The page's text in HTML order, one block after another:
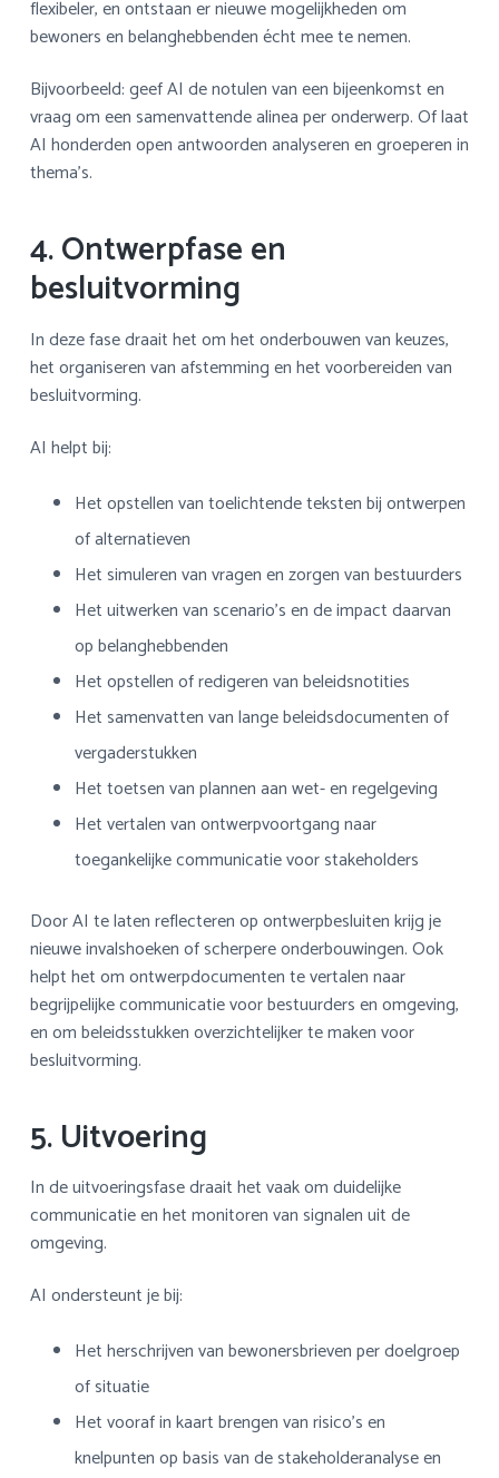
flexibeler, en ontstaan er nieuwe mogelijkheden om
bewoners en belanghebbenden écht mee te nemen.
Bijvoorbeeld: geef AI de notulen van een bijeenkomst en
vraag om een samenvattende alinea per onderwerp. Of laat
AI honderden open antwoorden analyseren en groeperen in
thema’s.
4. Ontwerpfase en
besluitvorming
In deze fase draait het om het onderbouwen van keuzes,
het organiseren van afstemming en het voorbereiden van
besluitvorming.
AI helpt bij:
Het opstellen van toelichtende teksten bij ontwerpen
of alternatieven
Het simuleren van vragen en zorgen van bestuurders
Het uitwerken van scenario’s en de impact daarvan
op belanghebbenden
Het opstellen of redigeren van beleidsnotities
Het samenvatten van lange beleidsdocumenten of
vergaderstukken
Het toetsen van plannen aan wet- en regelgeving
Het vertalen van ontwerpvoortgang naar
toegankelijke communicatie voor stakeholders
Door AI te laten reflecteren op ontwerpbesluiten krijg je
nieuwe invalshoeken of scherpere onderbouwingen. Ook
helpt het om ontwerpdocumenten te vertalen naar
begrijpelijke communicatie voor bestuurders en omgeving,
en om beleidsstukken overzichtelijker te maken voor
besluitvorming.
5. Uitvoering
In de uitvoeringsfase draait het vaak om duidelijke
communicatie en het monitoren van signalen uit de
omgeving.
AI ondersteunt je bij:
Het herschrijven van bewonersbrieven per doelgroep
of situatie
Het vooraf in kaart brengen van risico’s en
knelpunten op basis van de stakeholderanalyse en